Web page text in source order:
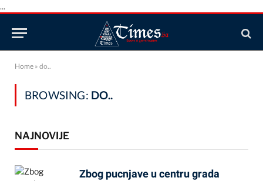
...
Home » do..
BROWSING: DO..
NAJNOVIJE
Zbog pucnjave u centru grada